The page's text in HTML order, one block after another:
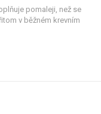
pomaleji, než se
v běžném krevním